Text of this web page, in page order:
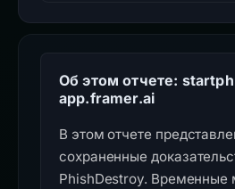
Об этом отчете:
app.framer.ai
В этом отчете
сохраненные
PhishDestroy. Временные